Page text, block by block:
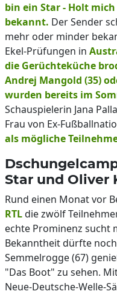
bin ein Star - Holt
bekannt. Der Sender
mehr oder minder
Ekel-Prüfungen in
die Gerüchteküche
Andrej Mangold (35)
wurden bereits im
Schauspielerin Jana
Frau von Ex-
als mögliche
Star und Oliver
Rund einen Monat vor
RTLdie zwölf
echte Prominenz sucht
Bekanntheit dürfte
Semmelrogge (67)
"Das Boot" zu sehen.
Neue-Deutsche-Welle-